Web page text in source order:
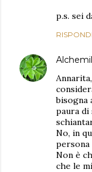
p.s. sei
RISPONDI
bisogna
paura di
No, in
persona
Non è
che le